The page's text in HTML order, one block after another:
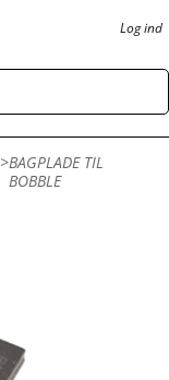
Log ind
>BAGPLADE TIL
BOBBLE